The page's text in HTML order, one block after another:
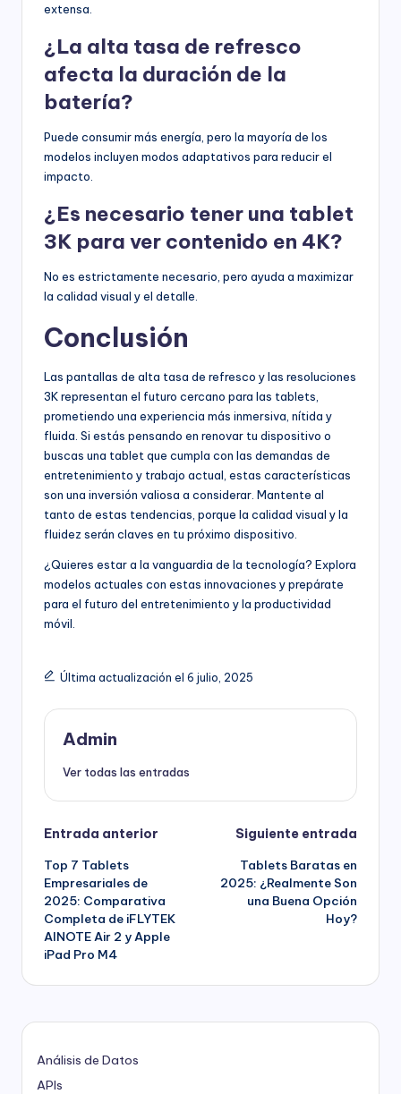
extensa.
¿La alta tasa de refresco
afecta la duración de la
batería?
Puede consumir más energía, pero la mayoría de los
modelos incluyen modos adaptativos para reducir el
impacto.
¿Es necesario tener una tablet
3K para ver contenido en 4K?
No es estrictamente necesario, pero ayuda a maximizar
la calidad visual y el detalle.
Conclusión
Las pantallas de alta tasa de refresco y las resoluciones
3K representan el futuro cercano para las tablets,
prometiendo una experiencia más inmersiva, nítida y
fluida. Si estás pensando en renovar tu dispositivo o
buscas una tablet que cumpla con las demandas de
entretenimiento y trabajo actual, estas características
son una inversión valiosa a considerar. Mantente al
tanto de estas tendencias, porque la calidad visual y la
fluidez serán claves en tu próximo dispositivo.
¿Quieres estar a la vanguardia de la tecnología? Explora
modelos actuales con estas innovaciones y prepárate
para el futuro del entretenimiento y la productividad
móvil.
Última actualización el 6 julio, 2025
Admin
Ver todas las entradas
Navegación
de
entradas
Entrada anterior
Top 7 Tablets
Empresariales de
2025: Comparativa
Completa de iFLYTEK
AINOTE Air 2 y Apple
iPad Pro M4
Siguiente entrada
Tablets Baratas en
2025: ¿Realmente Son
una Buena Opción
Hoy?
Análisis de Datos
APIs